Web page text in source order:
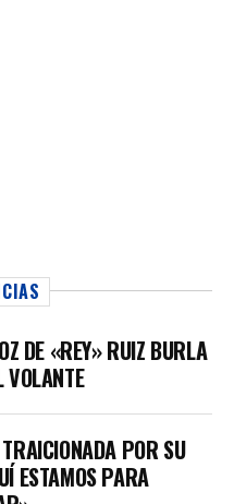
DE «REY» RUIZ BURLA
VOLANTE
POR SU
ESTAMOS PARA